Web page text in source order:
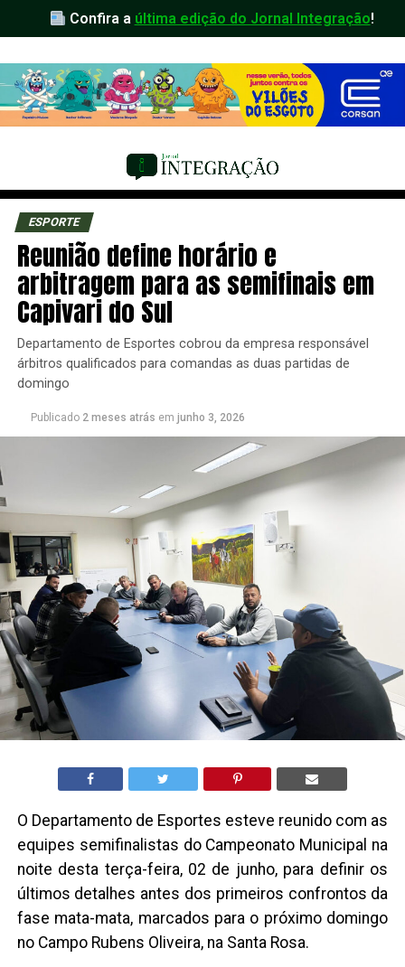
Confira a última edição do Jornal Integração!
ESPORTE
Reunião define horário e
arbitragem para as semifinais em
Capivari do Sul
Departamento de Esportes cobrou da empresa responsável
árbitros qualificados para comandas as duas partidas de
domingo
Publicado 2 meses atrás em junho 3, 2026
O Departamento de Esportes esteve reunido com as
equipes semifinalistas do Campeonato Municipal na
noite desta terça-feira, 02 de junho, para definir os
últimos detalhes antes dos primeiros confrontos da
fase mata-mata, marcados para o próximo domingo
no Campo Rubens Oliveira, na Santa Rosa.